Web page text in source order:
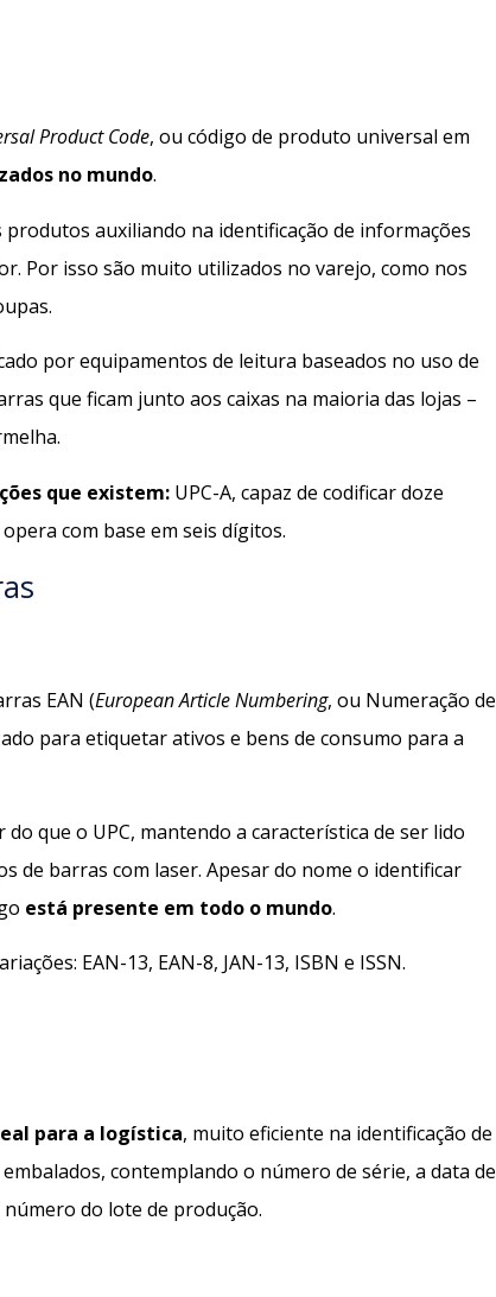
Product Code, ou código de produto universal em
no mundo.
produtos auxiliando na identificação de informações
Por isso são muito utilizados no varejo, como nos
por equipamentos de leitura baseados no uso de
que ficam junto aos caixas na maioria das lojas –
que existem: UPC-A, capaz de codificar doze
com base em seis dígitos.
EAN (European Article Numbering, ou Numeração de
para etiquetar ativos e bens de consumo para a
que o UPC, mantendo a característica de ser lido
de barras com laser. Apesar do nome o identificar
está presente em todo o mundo.
EAN-13, EAN-8, JAN-13, ISBN e ISSN.
para a logística, muito eficiente na identificação de
contemplando o número de série, a data de
do lote de produção.